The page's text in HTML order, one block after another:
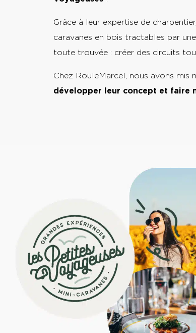
Grâce à leur expertise de
caravanes en bois tractables par
toute trouvée : créer des circuits
Chez RouleMarcel, nous avons mis
développer leur concept et faire